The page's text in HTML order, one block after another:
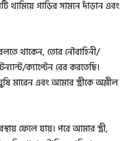
থামিয়ে গাড়ির সামনে দাঁড়ান এবং
থাকেন, তোর নৌবাহিনী/
ক্যাপ্টেন বের করতেছি।
মারেন এবং আমার স্ত্রীকে অশ্লীল
ফেলে যায়। পরে আমার স্ত্রী,